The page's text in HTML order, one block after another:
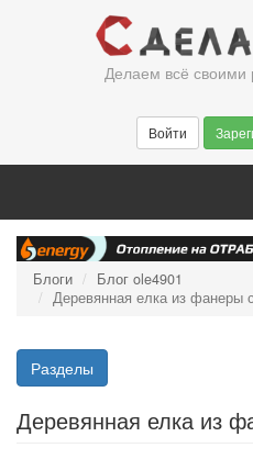
Делаем всё своими
Войти
Блоги
Блог ole4901
Деревянная елка из фанеры
Разделы
Деревянная елка из